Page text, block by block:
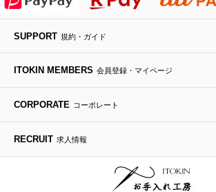
デニムジャケット
ダウンジャケット・コート
手袋
チャーム・ストラップ
ボディバッグ・メッセンジャーバッグ
トラベルバッグ
ローファー
ドレスシューズ
ラナンキュラス
ポプリアレンジ＆フレグランス
SUPPORT 規約・ガイド
ITOKIN MEMBERS 会員登録・マイページ
CORPORATE コーポレート
RECRUIT 求人情報